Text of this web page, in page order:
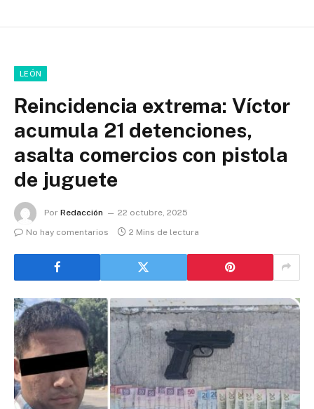
LEÓN
Reincidencia extrema: Víctor
acumula 21 detenciones,
asalta comercios con pistola
de juguete
Por Redacción
22 octubre, 2025
No hay comentarios
2 Mins de lectura